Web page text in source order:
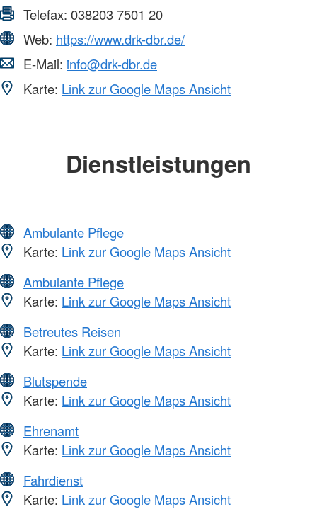
Telefax: 038203 7501 20
Web: https://www.drk-dbr.de/
E-Mail: info@drk-dbr.de
Karte: Link zur Google Maps Ansicht
Dienstleistungen
Ambulante Pflege
Karte: Link zur Google Maps Ansicht
Ambulante Pflege
Karte: Link zur Google Maps Ansicht
Betreutes Reisen
Karte: Link zur Google Maps Ansicht
Blutspende
Karte: Link zur Google Maps Ansicht
Ehrenamt
Karte: Link zur Google Maps Ansicht
Fahrdienst
Karte: Link zur Google Maps Ansicht